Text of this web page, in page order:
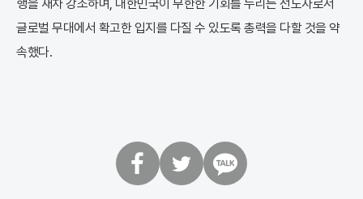
행을 재차 강조하며, 대한민국이 무한한 기회를 누리는 선도자로서
글로벌 무대에서 확고한 입지를 다질 수 있도록 총력을 다할 것을 약
속했다.